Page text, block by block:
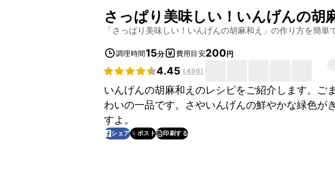
さっぱり美味しい！いんげんの胡
「さっぱり美味しい！いんげんの胡麻和え 」の作り方を簡単
調理時間15分 費用目安200円
4.45 (496)
いんげんの胡麻和えのレシピをご紹介します。ご
わいの一品です。さやいんげんの鮮やかな緑色が
すよ。
シェア ポスト 印刷する